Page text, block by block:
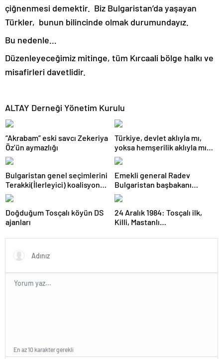
çiğnenmesi demektir. Biz Bulgaristan’da yaşayan
Türkler, bunun bilincinde olmak durumundayız.
Bu nedenle…
Düzenleyeceğimiz mitinge, tüm Kırcaali bölge halkı ve
misafirleri davetlidir.
ALTAY Derneği Yönetim Kurulu
“Akrabam” eski savcı Zekeriya
Öz’ün aymazlığı
Türkiye, devlet aklıyla mı,
yoksa hemşerilik aklıyla mı
yönetiliyor?
Bulgaristan genel seçimlerini
Terakki(İlerleyici) koalisyonu
kazandı
Emekli general Radev
Bulgaristan başbakanı
olabilecek mi?
Doğduğum Tosçalı köyün DS
ajanları
24 Aralık 1984: Tosçalı ilk,
Killi, Mastanlı…
En az 10 karakter gerekli